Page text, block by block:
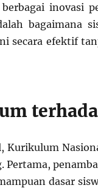
inovasi
bagaimana
secara efektif
Kurikulum
Pertama,
dasar